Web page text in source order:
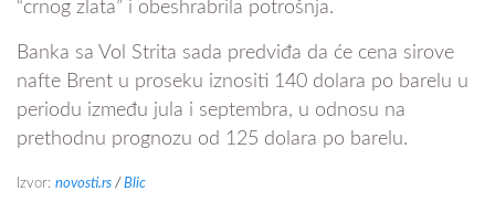
“crnog zlata” i obeshrabrila potrošnja.
Banka sa Vol Strita sada predviđa da će cena sirove
nafte Brent u proseku iznositi 140 dolara po barelu u
periodu između jula i septembra, u odnosu na
prethodnu prognozu od 125 dolara po barelu.
Izvor: novosti.rs / Blic